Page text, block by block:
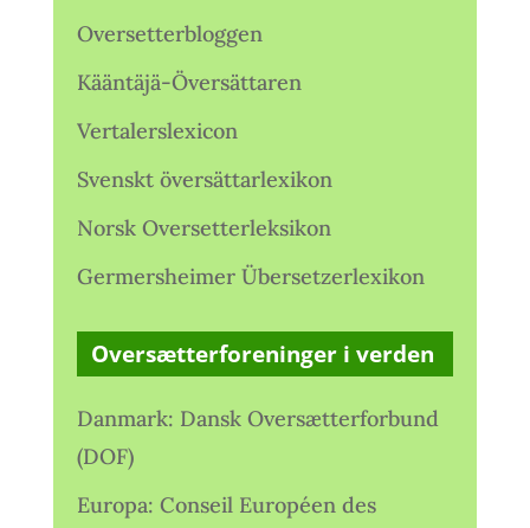
Oversetterbloggen
Kääntäjä-Översättaren
Vertalerslexicon
Svenskt översättarlexikon
Norsk Oversetterleksikon
Germersheimer Übersetzerlexikon
Oversætterforeninger i verden
Danmark: Dansk Oversætterforbund
(DOF)
Europa: Conseil Européen des